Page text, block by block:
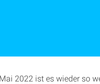
2022 ist es wieder so